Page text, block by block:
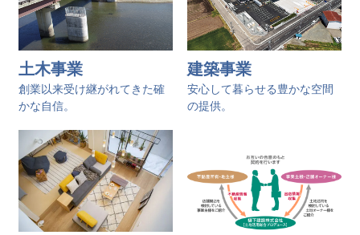
土木事業
創業以来受け継がれてきた確
かな自信。
建築事業
安心して暮らせる豊かな空間
の提供。